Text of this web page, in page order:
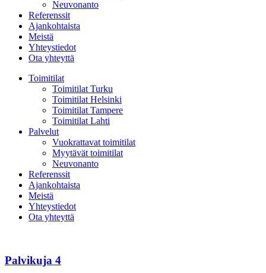
Neuvonanto
Referenssit
Ajankohtaista
Meistä
Yhteystiedot
Ota yhteyttä
Toimitilat
Toimitilat Turku
Toimitilat Helsinki
Toimitilat Tampere
Toimitilat Lahti
Palvelut
Vuokrattavat toimitilat
Myytävät toimitilat
Neuvonanto
Referenssit
Ajankohtaista
Meistä
Yhteystiedot
Ota yhteyttä
Palvikuja 4